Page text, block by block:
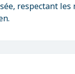
respectant les